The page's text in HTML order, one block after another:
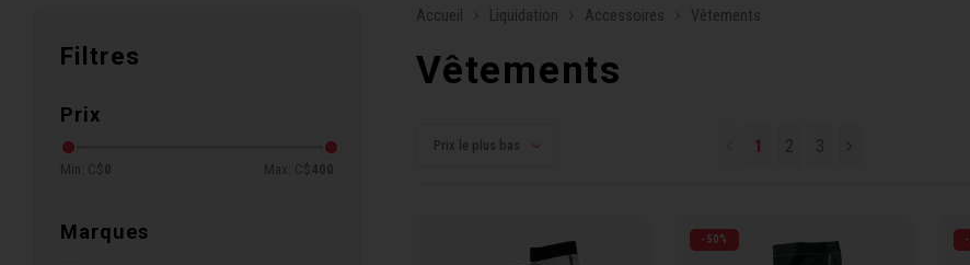
Filtres
Prix
Min: C$ 0 Max: C$ 400
Marques
Accueil Liquidation Accessoires Vêtements
Vêtements
Prix le plus bas 1 2 3
-50%